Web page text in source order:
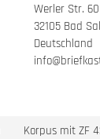
Werler Str. 60
32105 Bad
Deutschland
Korpus mit ZF